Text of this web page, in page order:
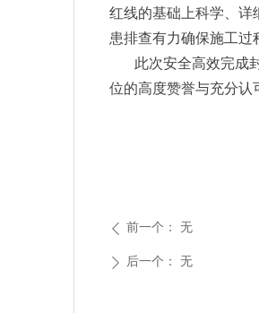
红线的基础上科学、详
患排查有力确保施工过
此次安全高效完成
位的高度赞誉与充分认
ꄴ 前一个： 无
ꄲ 后一个： 无